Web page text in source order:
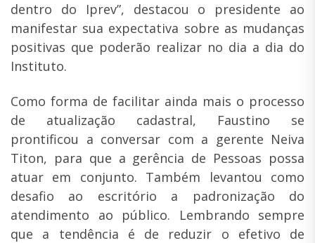
dentro do Iprev”, destacou o presidente ao
manifestar sua expectativa sobre as mudanças
positivas que poderão realizar no dia a dia do
Instituto.
Como forma de facilitar ainda mais o processo
de atualização cadastral, Faustino se
prontificou a conversar com a gerente Neiva
Titon, para que a gerência de Pessoas possa
atuar em conjunto. Também levantou como
desafio ao escritório a padronização do
atendimento ao público. Lembrando sempre
que a tendência é de reduzir o efetivo de